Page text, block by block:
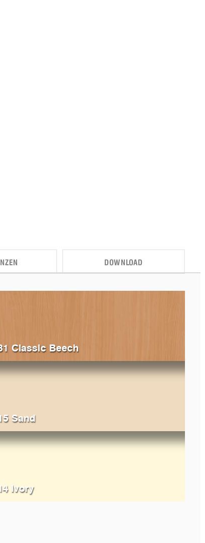
DOWNLOAD
Vintage Oak K006
Classic Beech
Sand
Ivory